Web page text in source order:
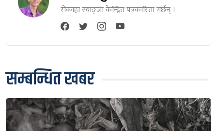
रोकाहा स्याङ्जा केन्द्रित पत्रकारिता गर्छन् ।
सम्बन्धित खबर